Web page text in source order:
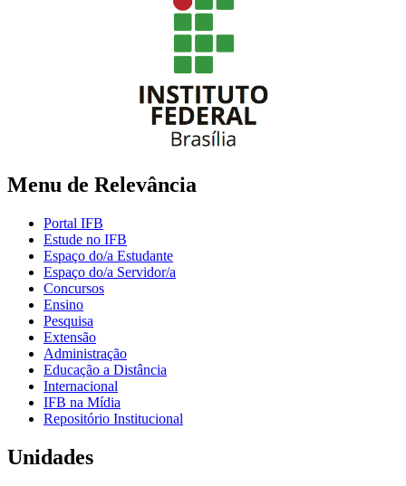
Menu de Relevância
Portal IFB
Estude no IFB
Espaço do/a Estudante
Espaço do/a Servidor/a
Concursos
Ensino
Pesquisa
Extensão
Administração
Educação a Distância
Internacional
IFB na Mídia
Repositório Institucional
Unidades